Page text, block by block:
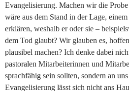
Evangelisierung. Machen wir die
wäre aus dem Stand in der Lage,
erklären, weshalb er oder sie –
dem Tod glaubt? Wir glauben es,
plausibel machen? Ich denke dabei
pastoralen Mitarbeiterinnen und
sprachfähig sein sollten, sondern an
Evangelisierung lässt sich nicht ans